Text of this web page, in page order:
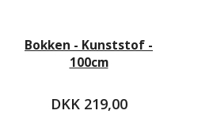
Bokken - Kunststof -
100cm
DKK 219,00